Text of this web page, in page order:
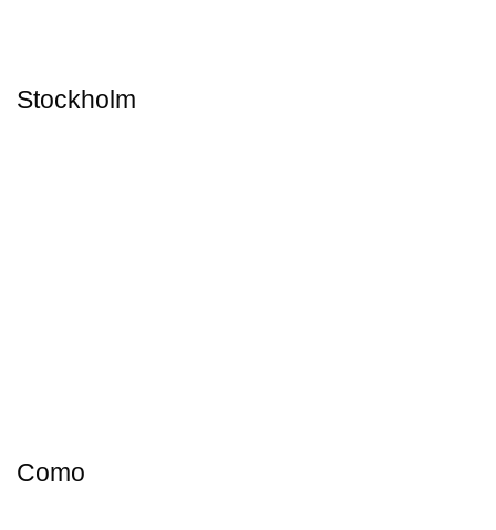
Stockholm
Como